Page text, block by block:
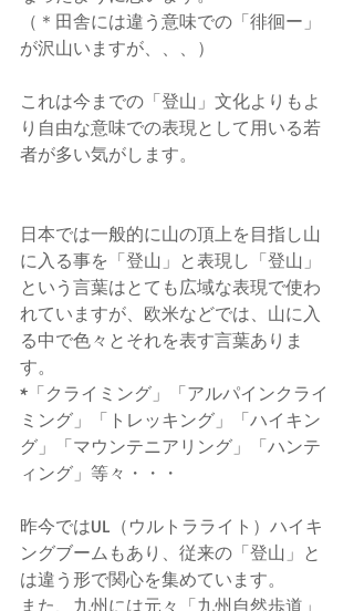
（＊田舎には違う意味での「徘徊ー」
が沢山いますが、、、）
これは今までの「登山」文化よりもよ
り自由な意味での表現として用いる若
者が多い気がします。
日本では一般的に山の頂上を目指し山
に入る事を「登山」と表現し「登山」
という言葉はとても広域な表現で使わ
れていますが、欧米などでは、山に入
る中で色々とそれを表す言葉ありま
す。
*「クライミング」「アルパインクライ
ミング」「トレッキング」「ハイキン
グ」「マウンテニアリング」「ハンテ
ィング」等々・・・
昨今ではUL（ウルトラライト）ハイキ
ングブームもあり、従来の「登山」と
は違う形で関心を集めています。
また、九州には元々「九州自然歩道」